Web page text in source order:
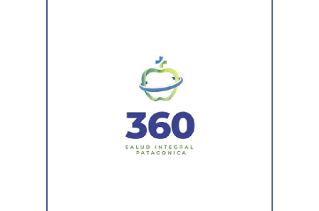
Durante el procedimiento, el personal encontró el teléfono